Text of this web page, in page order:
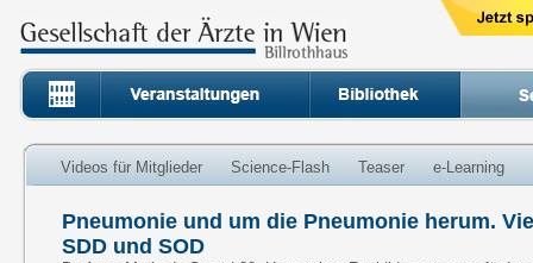
Videos für Mitglieder Science-Flash Teaser e-Learning
Pneumonie und um die Pneumonie herum.
SDD und SOD